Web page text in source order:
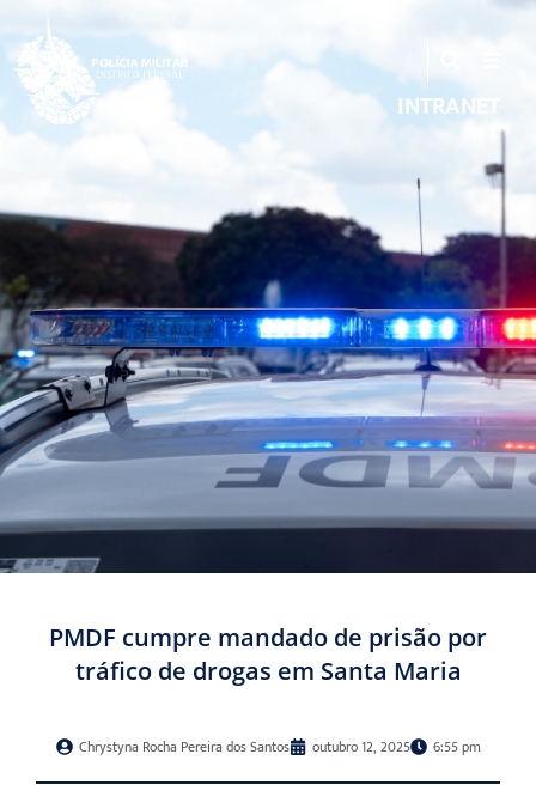
INTRANET
PMDF cumpre mandado de prisão por
tráfico de drogas em Santa Maria
Chrystyna Rocha Pereira dos Santos outubro 12, 2025 6:55 pm